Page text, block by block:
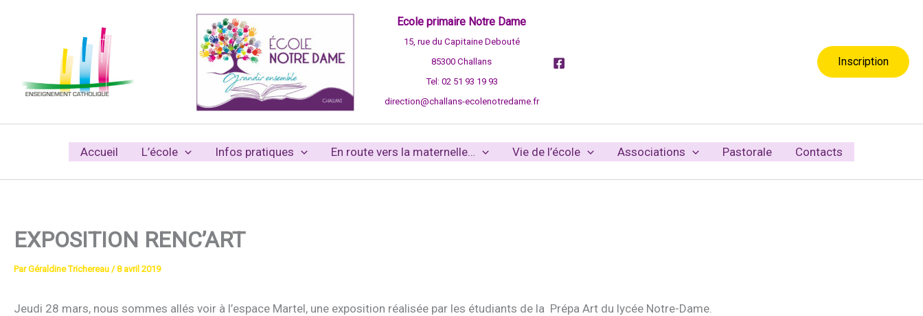
Ecole primaire Notre Dame
15, rue du Capitaine Debouté
85300 Challans
Tel: 02 51 93 19 93
direction@challans-ecolenotredame.fr
Inscription
Accueil L’école Infos pratiques En route vers la maternelle… Vie de l’école Associations Pastorale Contacts
EXPOSITION RENC’ART
ParGéraldine Trichereau /8 avril 2019
Jeudi 28 mars, nous sommes allés voir à l’espace Martel, une exposition réalisée par les étudiants de la Prépa Art du lycée Notre-Dame.